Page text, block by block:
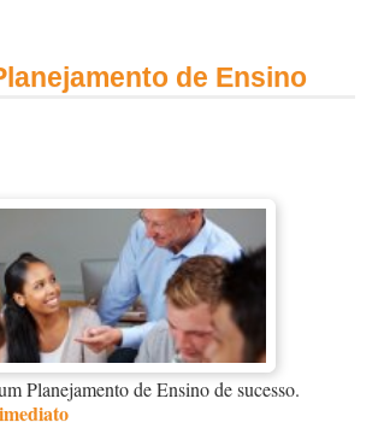
de Ensino
Planejamento de Ensino de sucesso.